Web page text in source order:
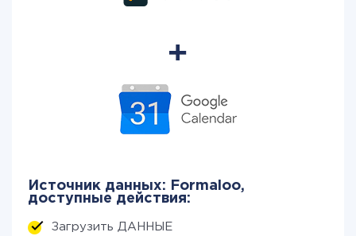
Источник данных: Formaloo,
доступные действия:
Загрузить ДАННЫЕ